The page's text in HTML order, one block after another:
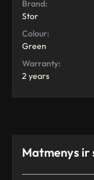
Brand:
Stor
Colour:
Green
Warranty:
2 years
Matmenys ir